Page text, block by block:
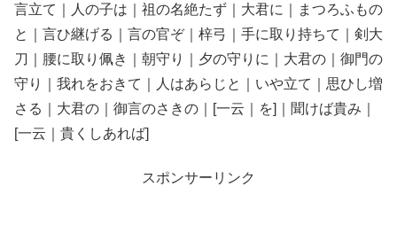
言立て｜人の子は｜祖の名絶たず｜大君に｜まつろふもの
と｜言ひ継げる｜言の官ぞ｜梓弓｜手に取り持ちて｜剣大
刀｜腰に取り佩き｜朝守り｜夕の守りに｜大君の｜御門の
守り｜我れをおきて｜人はあらじと｜いや立て｜思ひし増
さる｜大君の｜御言のさきの｜[一云｜を]｜聞けば貴み｜
[一云｜貴くしあれば]
スポンサーリンク